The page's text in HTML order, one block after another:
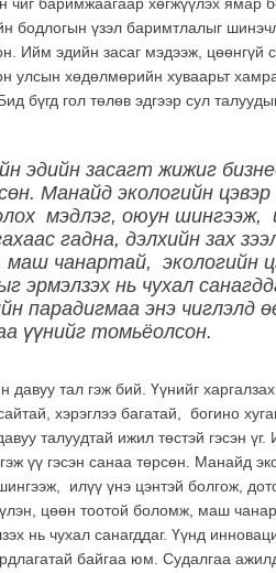
чиг баримжаагаар хөгжүүлэх ямар
бодлогын үзэл баримтлалыг
Ийм эдийн засаг мэдээж,
улсын хөдөлмөрийн хуваарьт
бүгд гол төлөв эдгээр сул
эдийн засагт жижиг
Манайд экологийн
мэдлэг, оюун шингээж,
гадна, дэлхийн зах
чанартай, экологийн
эрмэлзэх нь чухал
парадигмаа энэ чиглэлд
үүнийг томьёолсон.
давуу тал гэж бий. Үүнийг
хэрэглээ багатай, богино
талуудтай ижил төстэй гэсэн
гэж үү гэсэн санаа төрсөн. Манайд
илүү үнэ цэнтэй болгож,
цөөн тоотой боломж, маш
нь чухал санагддаг. Үүнд
байгаа юм. Судалгаа